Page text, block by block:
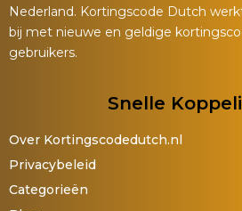
Nederland. Kortingscode Dutch
bij met nieuwe en geldige
gebruikers.
Snelle
Over Kortingscodedutch.nl
Privacybeleid
Categorieën